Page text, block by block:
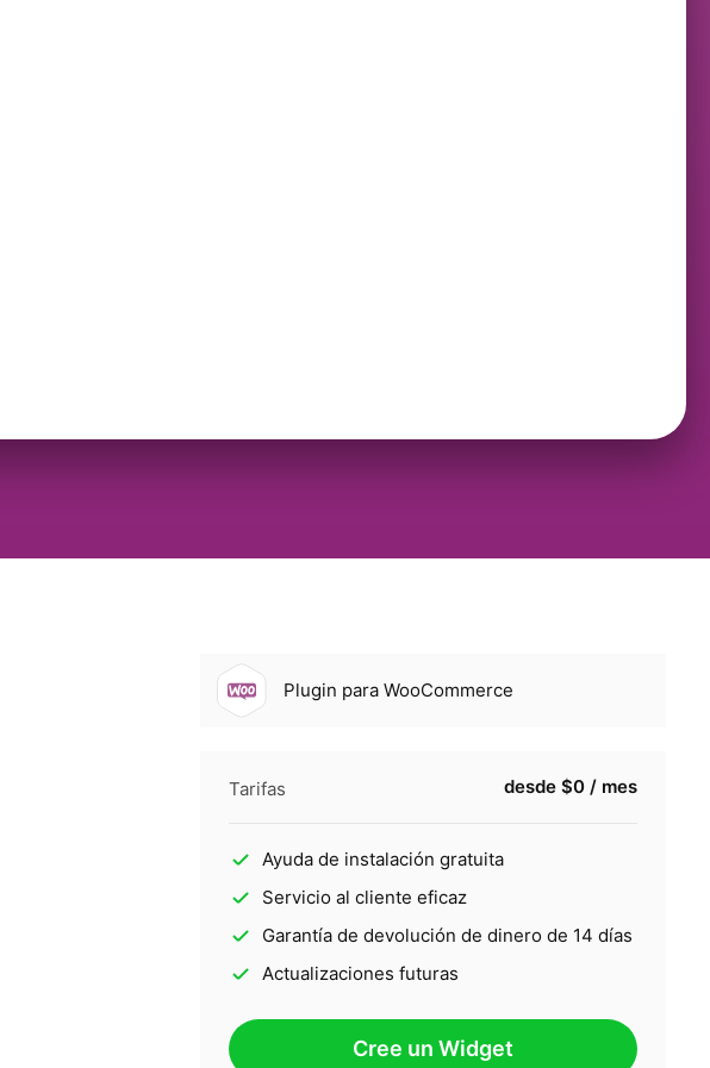
Plugin para WooCommerce
Tarifas desde $0 / mes
Ayuda de instalación gratuita
Servicio al cliente eficaz
Garantía de devolución de dinero de 14 días
Actualizaciones futuras
Cree un Widget